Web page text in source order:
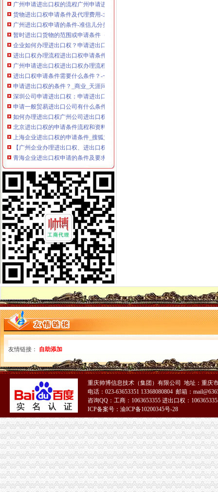
货物进出口权申请条件及代理费用-北京便民网
广州进出口权申请的条件-准信儿分类信息
暂时进出口货物的范围或申请条件（图）-供应信息-环球经贸网
企业如何办理进出口权？申请进出口权的条件及流程？—多有米
进出口权办理流程进出口权申请条件2017/9/2815:05:05-猛犬酒吧-
广州申请进出口权进出口权办理流程进出口权申请条件-广州58同城
进出口权申请条件需要什么条件？-一般商务服务-久久信息网
申请进出口权的条件？_商业_天涯问答_天涯社区
深圳公司申请进出口权；申请进出口权的条件-产品网
申请一般贸易进出口公司有什么条件？-外经贸
如何办理进出口权广州公司进出口权申请条件图片,如何办理进出口权
北京进出口权的申请条件流程和资料-直辖市北京专利服务信息
上海企业进出口权的申请条件_搜狐文化_搜狐网
【广州企业办理进出口权、进出口权申请条件】厂家,价格,图片_广
青海企业进出口权申请的条件及要求-会计/审计-久久信息网
企业申请进出口权及出口退税申请的条件-福建厦门会计审计信息
郑州进出口退税申请条件_搜狐其它_搜狐网
天津东丽如何申请进出口权,进出口权申请条件-咨询培训-水母网
办理北京进出口权进出口许可证的申请条件是什么需要哪些资料-北京
南昌内资公司如何申请进出口权,申请进出口权资质的条件-登尼服
公布《2016年原油非国营贸易进口允许量总量、申请条件和申请程序
南昌企业申请进出口权,如何办理进出口权申请,进出口权申请条件
南京外贸公司进出口经营权申请条件及流程-深圳酷易搜
2012年非国营贸易申请原油进口条件及流程（转载）_进出口贸易_天
鑫南财务--进出口经营权申办条件办理流程需要哪此材料_【公司注册
深圳进出口权申请条件、材料、流程、时间及费用-深圳58同城
申请注册进出口公司需要具备什么条件？—多有米
注册深圳公司深圳进出口权申请条件、材料、流程、时间-深圳58同城
【外贸出口企业资质认定进出口权申请条件】-郑州二七易登网
青海西宁进出口公司申请条件---爱喇叭网
申请进出口权条件_中华文本库
南昌进出口权申请的优势及条件
广州进出口权申请条件,申请进出口权,申请进出口权的流程-
【信进出口企业申请进出口权需具备的条件】-信易登网
申请进出口权的条件-阿里巴巴
香港注册公司之进出口申报条件及材料介绍-浙商动态-浙商频道-浙江都
【地宝网】进出口权申请南昌申请进出口权申报条件_咨询代办顾问
进出口申请条件
进出口经营权-搜百科
深圳进出口权申请具备条件说明-中介代理
广州进出口贸易公司申请条件、进出口权办理-广州58同城
鑫南财务--进出口经营权申请的必要和申请条件_【公司注册服务】
2016年无锡代办进出口经营权办理流程和申请条件-中介代理
申请进出口权的要求与条件?
申请进出口权的要求与条件?
广州申请进出口权进出口权办理流程进出口权申请条件-广告信息-番
友情链接： 自助添加
重庆帅博信息技术（集团）有限公司 地址：重庆
电话：023-63653351 13368080804 邮箱：
咨询QQ：工商：1063653355 进出口权：
ICP备案号：渝ICP备10200345号-28